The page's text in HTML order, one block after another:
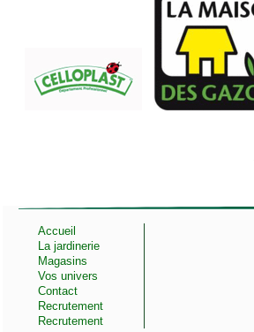
Accueil
La jardinerie
Magasins
Vos univers
Contact
Recrutement
Recrutement